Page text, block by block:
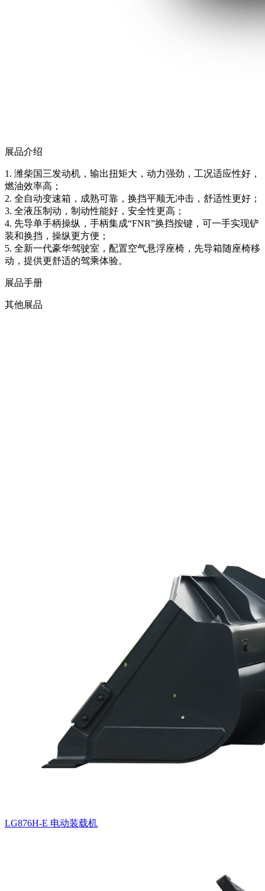
展品介绍
1. 潍柴国三发动机，输出扭矩大，动力强劲，工况适应性好，
燃油效率高；
2. 全自动变速箱，成熟可靠，换挡平顺无冲击，舒适性更好；
3. 全液压制动，制动性能好，安全性更高；
4. 先导单手柄操纵，手柄集成“FNR”换挡按键，可一手实现铲
装和换挡，操纵更方便；
5. 全新一代豪华驾驶室，配置空气悬浮座椅，先导箱随座椅移
动，提供更舒适的驾乘体验。
展品手册
其他展品
LG876H-E 电动装载机